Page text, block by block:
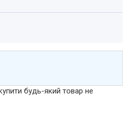
будь-який товар не